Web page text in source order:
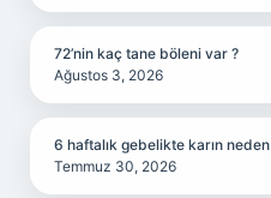
72’nin kaç tane böleni var ?
Ağustos 3, 2026
6 haftalık gebelikte karın
Temmuz 30, 2026